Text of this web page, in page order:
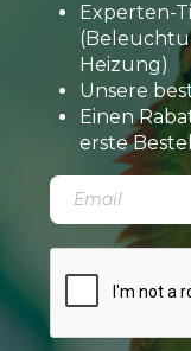
Experten-
Heizung)
Unsere
Einen
erste